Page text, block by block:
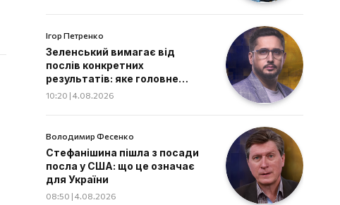
Ігор Петренко
Зеленський вимагає від
послів конкретних
результатів: яке головне
завдання дипломатів
10:20 | 4.08.2026
Володимир Фесенко
Стефанішина пішла з посади
посла у США: що це означає
для України
08:50 | 4.08.2026